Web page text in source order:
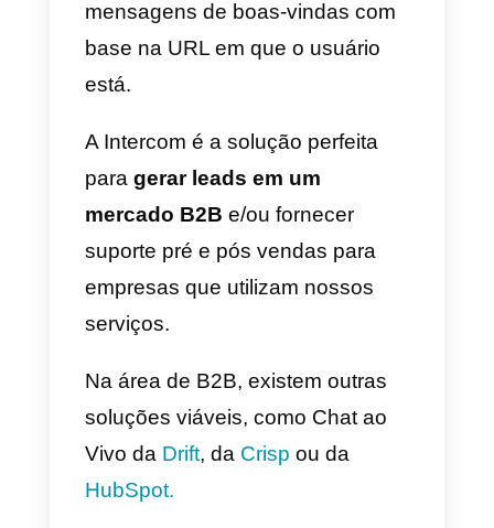
Intercom
é a solução certa
o Chat ao Vivo, caso sua